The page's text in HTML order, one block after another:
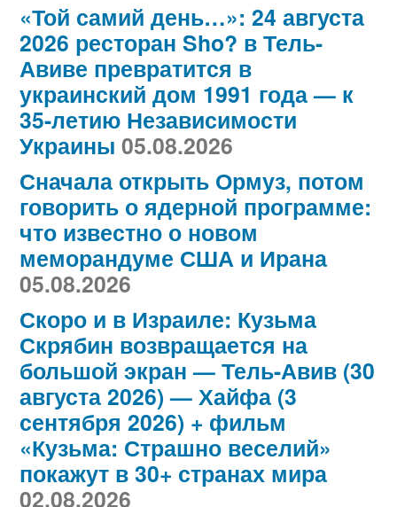
«Той самий день…»: 24 августа
2026 ресторан Sho? в Тель-
Авиве превратится в
украинский дом 1991 года — к
35-летию Независимости
Украины 05.08.2026
Сначала открыть Ормуз, потом
говорить о ядерной программе:
что известно о новом
меморандуме США и Ирана
05.08.2026
Скоро и в Израиле: Кузьма
Скрябин возвращается на
большой экран — Тель-Авив (30
августа 2026) — Хайфа (3
сентября 2026) + фильм
«Кузьма: Страшно веселий»
покажут в 30+ странах мира
02.08.2026